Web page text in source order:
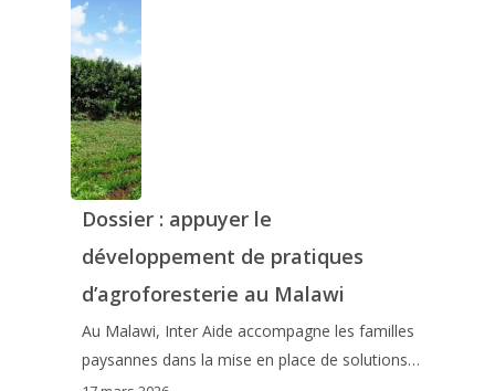
Dossier : appuyer le
développement de pratiques
d’agroforesterie au Malawi
Au Malawi, Inter Aide accompagne les familles
paysannes dans la mise en place de solutions…